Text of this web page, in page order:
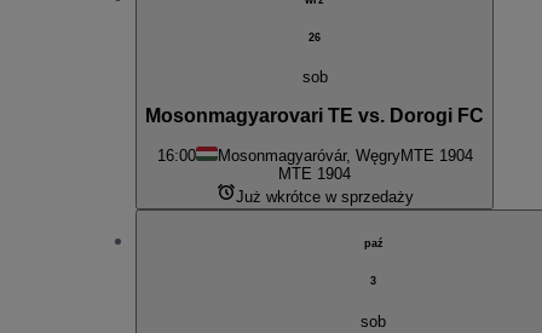
26
sob
Mosonmagyarovari TE vs. Dorogi FC
16:00 Mosonmagyaróvár, WęgryMTE 1904
MTE 1904
Już wkrótce w sprzedaży
paź
3
sob